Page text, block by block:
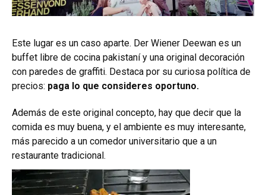
Este lugar es un caso aparte. Der Wiener Deewan es un
buffet libre de cocina pakistaní y una original decoración
con paredes de graffiti. Destaca por su curiosa política de
precios: paga lo que consideres oportuno.
Además de este original concepto, hay que decir que la
comida es muy buena, y el ambiente es muy interesante,
más parecido a un comedor universitario que a un
restaurante tradicional.